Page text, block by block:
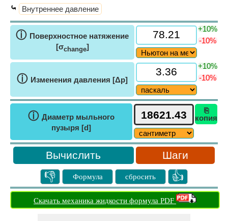
⤿ Внутреннее давление
ⓘ Поверхностное натяжение
[σchange]
+10%
-10%
ⓘ Изменения давления [Δp]
+10%
-10%
ⓘ Диаметр мыльного
пузыря [d]
⎘
копия
Шаги
👎 Формула сбросить 👍
Скачать механика жидкости формула PDF